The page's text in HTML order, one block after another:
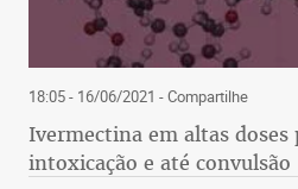
18:05 - 16/06/2021 - Compartilhe
Ivermectina em altas doses
intoxicação e até convulsão